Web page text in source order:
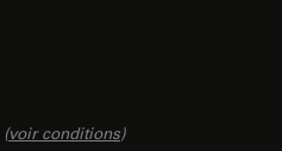
(voir conditions)